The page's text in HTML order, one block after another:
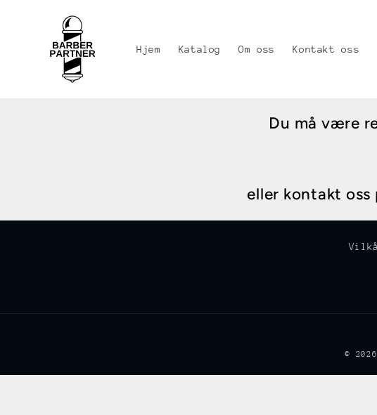
innholdet
Hjem Katalog Om oss Kontakt oss
Du må være
eller kontakt oss
©